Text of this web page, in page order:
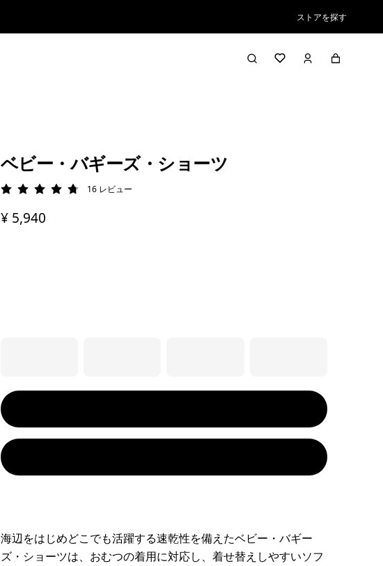
ストアを探す
ベビー・バギーズ・ショーツ
評価: 4.8 / 5
16 レビュー
¥ 5,940
海辺をはじめどこでも活躍する速乾性を備えたベビー・バギー
ズ・ショーツは、おむつの着用に対応し、着せ替えしやすいソフ